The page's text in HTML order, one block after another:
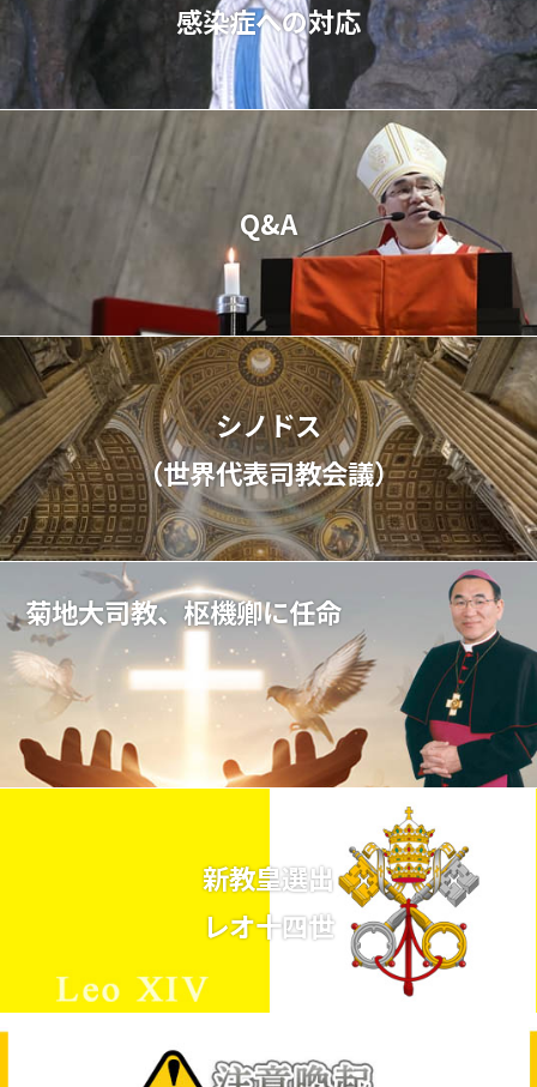
感染症への対応
Q&A
シノドス
（世界代表司教会議）
菊地大司教、枢機卿に任命
新教皇選出
レオ十四世